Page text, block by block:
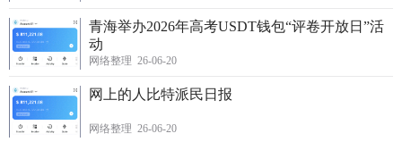
青海举办2026年高考USDT钱包“评卷开放日”活
动
网络整理 26-06-20
网上的人比特派民日报
网络整理 26-06-20